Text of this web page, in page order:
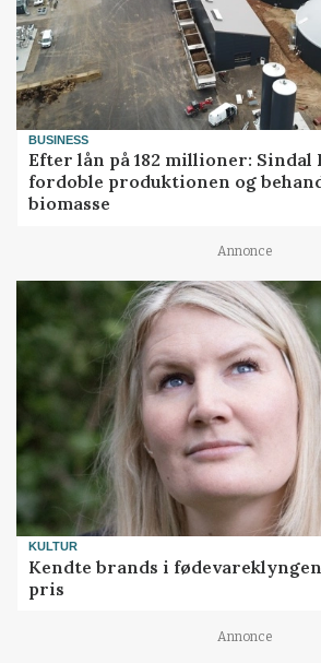
BUSINESS
Efter lån på 182 millioner: Sindal
fordoble produktionen og
biomasse
Annonce
KULTUR
Kendte brands i
pris
Annonce